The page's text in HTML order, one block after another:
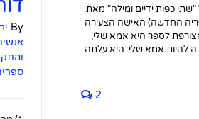
כפות ידיים ומילה" מאת
החדשה) האישה הצעירה
לספר היא אמא שלי,
להיות אמא שלי. היא עלתה
2
By